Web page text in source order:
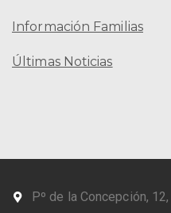
Información Familias
Últimas Noticias
Pº de la Concepción,